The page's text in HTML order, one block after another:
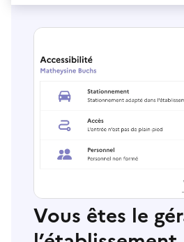
Vous êtes le